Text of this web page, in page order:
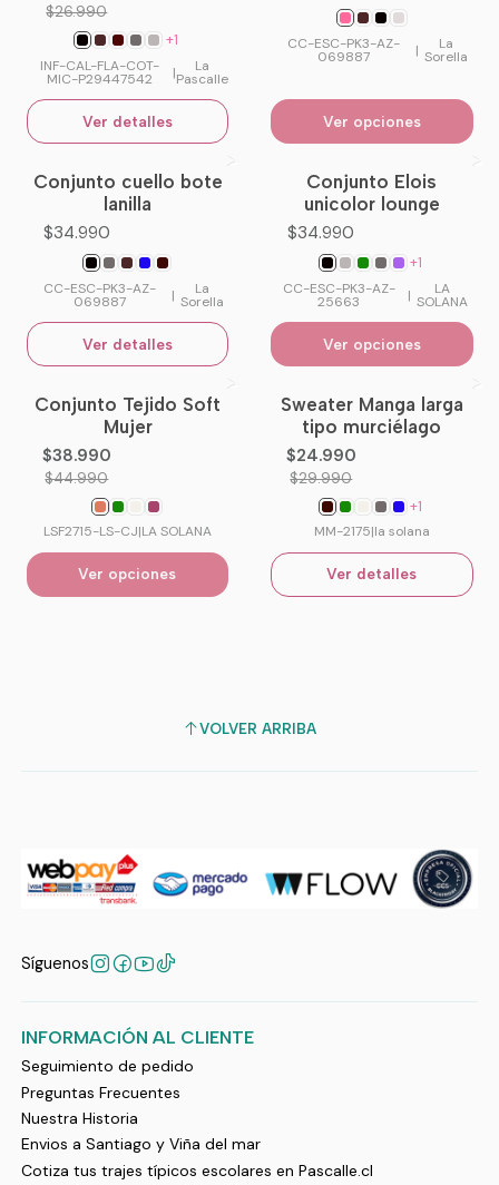
$26.990
+1
INF-CAL-FLA-COT-
MIC-P29447542 | La
Pascalle
Ver detalles
CC-ESC-PK3-AZ-
069887 | La
Sorella
Ver opciones
No disponible
Conjunto cuello bote
lanilla
$34.990
CC-ESC-PK3-AZ-
069887 | La
Sorella
Ver detalles
Conjunto Elois
unicolor lounge
$34.990
+1
CC-ESC-PK3-AZ-
25663 | LA
SOLANA
Ver opciones
-13%OFF
Conjunto Tejido Soft
Mujer
$38.990
$44.990
LSF2715-LS-CJ|LA SOLANA
Ver opciones
-17%OFF
No disponible
Sweater Manga larga
tipo murciélago
$24.990
$29.990
+1
MM-2175|la solana
Ver detalles
VOLVER ARRIBA
Síguenos
INFORMACIÓN AL CLIENTE
Seguimiento de pedido
Preguntas Frecuentes
Nuestra Historia
Envios a Santiago y Viña del mar
Cotiza tus trajes típicos escolares en Pascalle.cl